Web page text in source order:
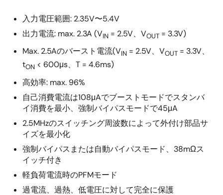
入力電圧範囲: 2.35V〜5.4V
出力電流: max. 2.3A (VIN = 2.5V、VOUT = 3.3V)
Max. 2.5Aのバースト電流(VIN = 2.5V、VOUT = 3.3V、
tON < 600μs、T = 4.6ms)
高効率: max. 96%
自己消費電流は108μAでブーストモードでスタンバ
イ消費を最小、強制バイパスモードで45μA
2.5MHzのスイッチング周波数によって外付け部品サ
イズを最小化
強制バイパスまたは自動バイパスモード、38mΩス
イッチ付き
軽負荷電流時のPFMモード
過電流、過熱、低電圧に対して完全に保護